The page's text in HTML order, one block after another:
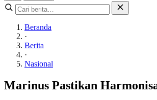
Beranda
·
Berita
·
Nasional
Marinus Pastikan